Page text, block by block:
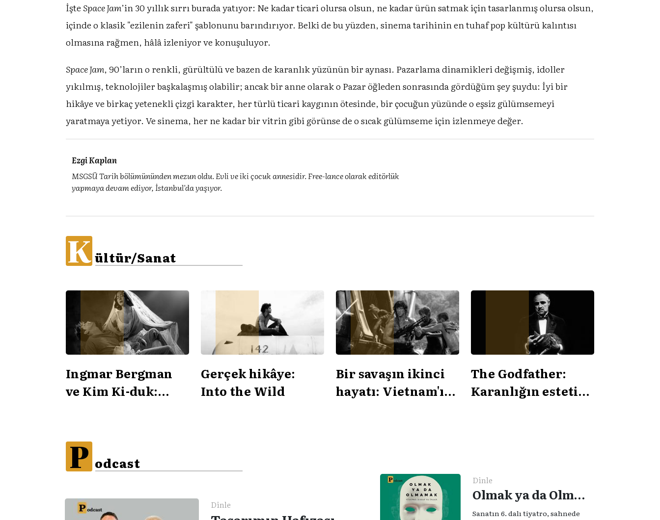
İşte Space Jam’in 30 yıllık sırrı burada yatıyor: Ne kadar ticari olursa olsun, ne kadar ürün satmak için tasarlanmış olursa olsun,
içinde o klasik "ezilenin zaferi" şablonunu barındırıyor. Belki de bu yüzden, sinema tarihinin en tuhaf pop kültürü kalıntısı
olmasına rağmen, hâlâ izleniyor ve konuşuluyor.
Space Jam, 90’ların o renkli, gürültülü ve bazen de karanlık yüzünün bir aynası. Pazarlama dinamikleri değişmiş, idoller
yıkılmış, teknolojiler başkalaşmış olabilir; ancak bir anne olarak o Pazar öğleden sonrasında gördüğüm şey şuydu: İyi bir
hikâye ve birkaç yetenekli çizgi karakter, her türlü ticari kaygının ötesinde, bir çocuğun yüzünde o eşsiz gülümsemeyi
yaratmaya yetiyor. Ve sinema, her ne kadar bir vitrin gibi görünse de o sıcak gülümseme için izlenmeye değer.
Ezgi Kaplan
MSGSÜ Tarih bölümününden mezun oldu. Evli ve iki çocuk annesidir. Free-lance olarak editörlük
yapmaya devam ediyor, İstanbul'da yaşıyor.
K ültür/Sanat
Ingmar Bergman
ve Kim Ki-duk:
Gerçek hikâye:
Into the Wild
Bir savaşın ikinci
hayatı: Vietnam'ın
The Godfather:
Karanlığın estetiği
P odcast
Dinle
Dinle
Olmak ya da Olmamak - Tiyatro, Hayat ve İnsan
Sanatın 6. dalı tiyatro, sahnede